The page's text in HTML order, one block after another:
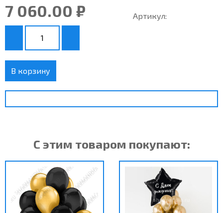
7 060.00 ₽ Артикул:
В корзину
С этим товаром покупают: